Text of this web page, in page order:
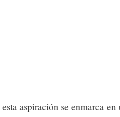
aspiración se enmarca